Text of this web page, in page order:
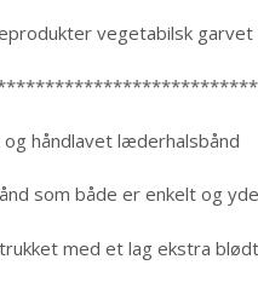
vegetabilsk
håndlavet læderhalsbånd
som både er enkelt og
med et lag ekstra